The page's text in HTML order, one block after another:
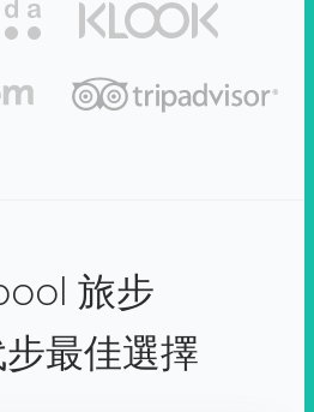
旅步
最佳選擇